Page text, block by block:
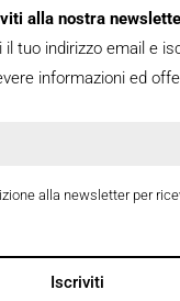
alla nostra
il tuo indirizzo email e
informazioni ed
alla newsletter per
Iscriviti